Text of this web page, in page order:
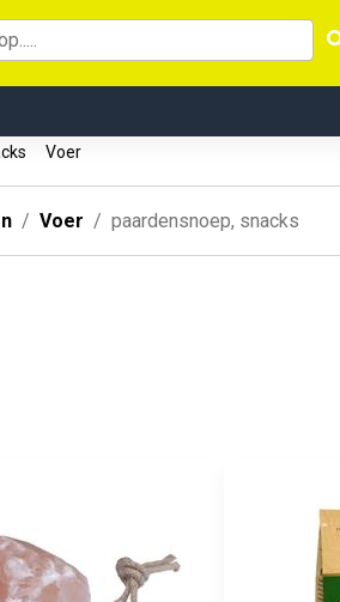
Voer
Voer paardensnoep, snacks